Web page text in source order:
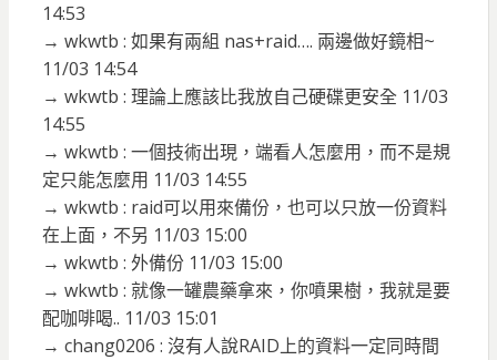
14:53
→ wkwtb : 如果有兩組 nas+raid…. 兩邊做好鏡相~
11/03 14:54
→ wkwtb : 理論上應該比我放自己硬碟更安全 11/03
14:55
→ wkwtb : 一個技術出現，端看人怎麼用，而不是規
定只能怎麼用 11/03 14:55
→ wkwtb : raid可以用來備份，也可以只放一份資料
在上面，不另 11/03 15:00
→ wkwtb : 外備份 11/03 15:00
→ wkwtb : 就像一罐農藥拿來，你噴果樹，我就是要
配咖啡喝.. 11/03 15:01
→ chang0206 : 沒有人說RAID上的資料一定同時間